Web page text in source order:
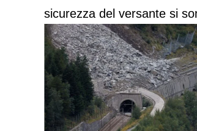
sicurezza del versante si